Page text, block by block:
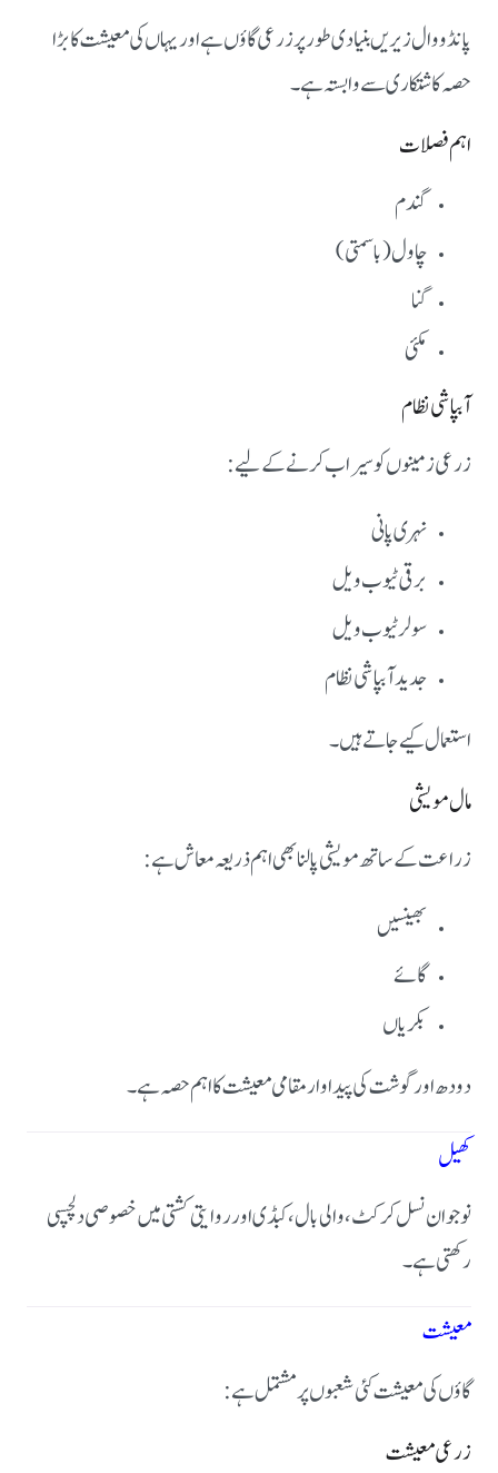
پانڈووال زیریں بنیادی طور پر زرعی گاؤں ہے اور یہاں کی معیشت کا بڑا
حصہ کاشتکاری سے وابستہ ہے۔
اہم فصلات
گندم
چاول (باسمتی)
گنا
مکئی
آبپاشی نظام
زرعی زمینوں کو سیراب کرنے کے لیے:
نہری پانی
برقی ٹیوب ویل
سولر ٹیوب ویل
جدید آبپاشی نظام
استعمال کیے جاتے ہیں۔
مال مویشی
زراعت کے ساتھ مویشی پالنا بھی اہم ذریعہ معاش ہے:
بھینسیں
گائے
بکریاں
دودھ اور گوشت کی پیداوار مقامی معیشت کا اہم حصہ ہے۔
کھیل
نوجوان نسل کرکٹ، والی بال، کبڈی اور روایتی کشتی میں خصوصی دلچسپی
رکھتی ہے۔
معیشت
گاؤں کی معیشت کئی شعبوں پر مشتمل ہے:
زرعی معیشت